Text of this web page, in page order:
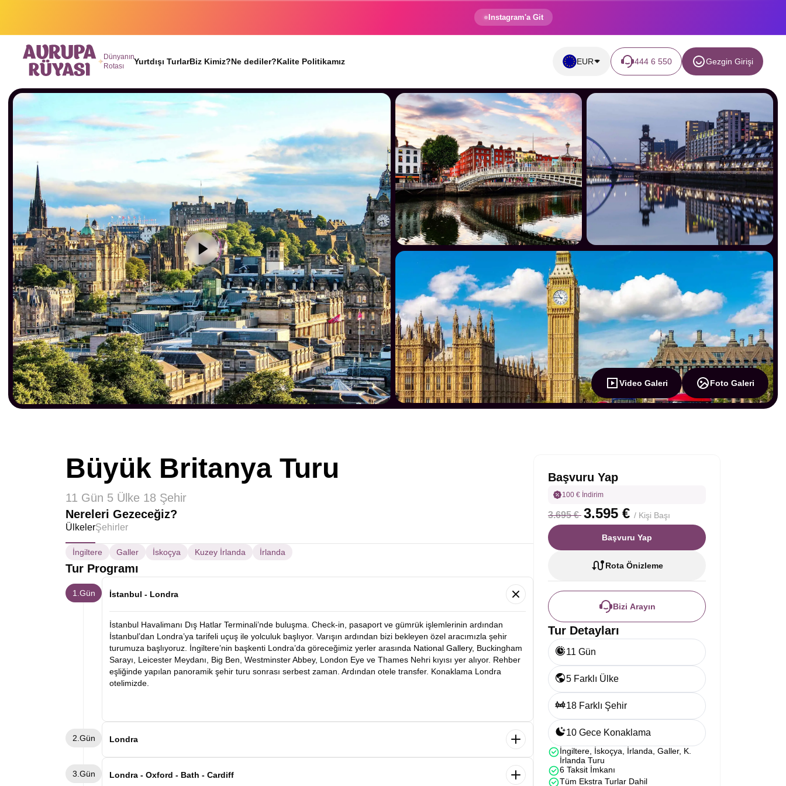
Instagram'a Git
Dünyanın
Rotası
Yurtdışı TurlarBiz Kimiz?Ne dediler?Kalite Politikamız EUR 444 6 550 Gezgin Girişi
Video Galeri Foto Galeri
Büyük Britanya Turu
11 Gün 5 Ülke 18 Şehir
Nereleri Gezeceğiz?
ÜlkelerŞehirler
İngiltere Galler İskoçya Kuzey İrlanda İrlanda
Tur Programı
1.Gün İstanbul - Londra
İstanbul Havalimanı Dış Hatlar Terminali’nde buluşma. Check-in, pasaport ve gümrük işlemlerinin ardından
İstanbul’dan Londra’ya tarifeli uçuş ile yolculuk başlıyor. Varışın ardından bizi bekleyen özel aracımızla şehir
turumuza başlıyoruz. İngiltere’nin başkenti Londra’da göreceğimiz yerler arasında National Gallery, Buckingham
Sarayı, Leicester Meydanı, Big Ben, Westminster Abbey, London Eye ve Thames Nehri kıyısı yer alıyor. Rehber
eşliğinde yapılan panoramik şehir turu sonrası serbest zaman. Ardından otele transfer. Konaklama Londra
otelimizde.
2.Gün Londra
önemli müzelerinden biri olan British Museum. Ardından rehberimiz eşliğinde Tower Bridge gibi kültürel noktaları
3.Gün Londra - Oxford - Bath - Cardiff
Başvuru Yap
100 € İndirim
3.695 € 3.595 € / Kişi Başı
Başvuru Yap
Rota Önizleme
Bizi Arayın
Tur Detayları
11 Gün
5 Farklı Ülke
18 Farklı Şehir
10 Gece Konaklama
İngiltere, İskoçya, İrlanda, Galler, K.
İrlanda Turu
6 Taksit İmkanı
Tüm Ekstra Turlar Dahil